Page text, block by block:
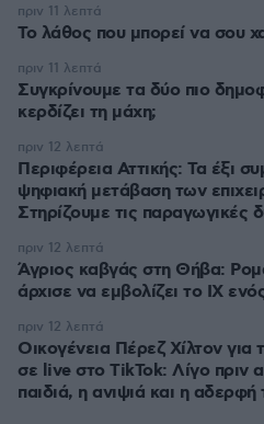
Το λάθος που μπορεί να σου
πριν 11 λεπτά
Συγκρίνουμε τα δύο πιο
κερδίζει τη μάχη;
πριν 11 λεπτά
Περιφέρεια Αττικής: Τα έξι
ψηφιακή μετάβαση των
Στηρίζουμε τις παραγωγικές
πριν 12 λεπτά
Άγριος καβγάς στη Θήβα:
άρχισε να εμβολίζει το ΙΧ
πριν 12 λεπτά
Οικογένεια Πέρεζ Χίλτον για
σε live στο TikTok: Λίγο πριν από το περιστατικό, τα
παιδιά, η ανιψιά και η
πριν 12 λεπτά